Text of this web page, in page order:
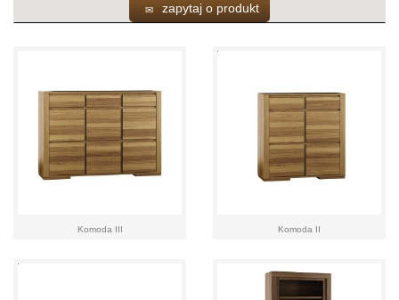
zapytaj o produkt
Komoda III Komoda II